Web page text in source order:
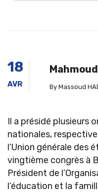
18
AVR By Massoud
Il a présidé plusieurs
nationales,
l’Union générale des
vingtième congrès à
Président de
l’éducation et la